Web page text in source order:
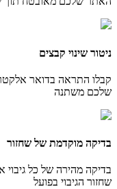
ניטור שינוי קבצים
קבלו התראה בדואר
שלכם משתנה
בדיקה מוקדמת של שחזור
בדיקה מהירה של כל גיבוי
שחזור הגיבוי בפועל